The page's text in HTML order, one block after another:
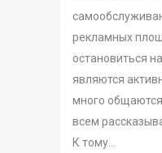
рекламных
остановиться
являются
много
всем
К тому...